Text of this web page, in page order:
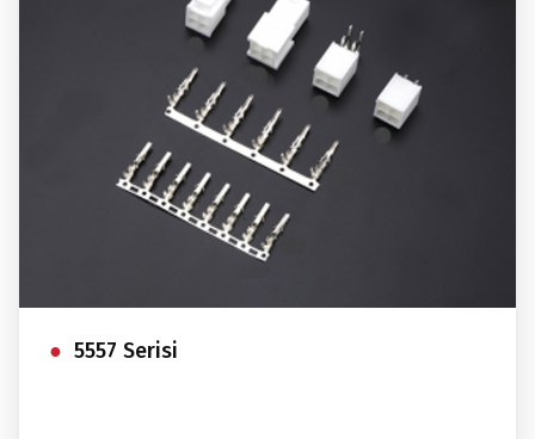
5557 Serisi